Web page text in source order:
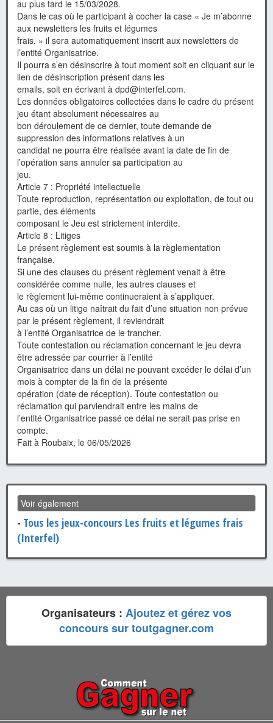
au plus tard le 15/03/2028.
Dans le cas où le participant à cocher la case « Je m’abonne
aux newsletters les fruits et légumes
frais. » il sera automatiquement inscrit aux newsletters de
l’entité Organisatrice.
Il pourra s’en désinscrire à tout moment soit en cliquant sur le
lien de désinscription présent dans les
emails, soit en écrivant à dpd@interfel.com.
Les données obligatoires collectées dans le cadre du présent
jeu étant absolument nécessaires au
bon déroulement de ce dernier, toute demande de
suppression des informations relatives à un
candidat ne pourra être réalisée avant la date de fin de
l’opération sans annuler sa participation au
jeu.
Article 7 : Propriété intellectuelle
Toute reproduction, représentation ou exploitation, de tout ou
partie, des éléments
composant le Jeu est strictement interdite.
Article 8 : Litiges
Le présent règlement est soumis à la règlementation
française.
Si une des clauses du présent règlement venait à être
considérée comme nulle, les autres clauses et
le règlement lui-même continueraient à s’appliquer.
Au cas où un litige naîtrait du fait d’une situation non prévue
par le présent règlement, il reviendrait
à l’entité Organisatrice de le trancher.
Toute contestation ou réclamation concernant le jeu devra
être adressée par courrier à l’entité
Organisatrice dans un délai ne pouvant excéder le délai d’un
mois à compter de la fin de la présente
opération (date de réception). Toute contestation ou
réclamation qui parviendrait entre les mains de
l’entité Organisatrice passé ce délai ne serait pas prise en
compte.
Fait à Roubaix, le 06/05/2026
Voir également
- Tous les jeux-concours Les fruits et légumes frais
(Interfel)
Organisateurs : Ajoutez et gérez vos
concours sur toutgagner.com